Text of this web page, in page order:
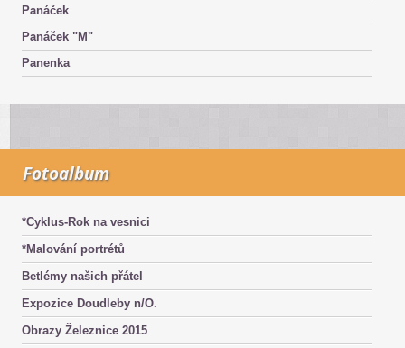
Panáček
Panáček "M"
Panenka
Fotoalbum
*Cyklus-Rok na vesnici
*Malování portrétů
Betlémy našich přátel
Expozice Doudleby n/O.
Obrazy Železnice 2015